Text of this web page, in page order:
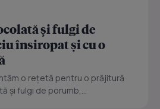
și fulgi de
însiropat și cu o
o rețetă pentru o prăjitură
și fulgi de porumb,...